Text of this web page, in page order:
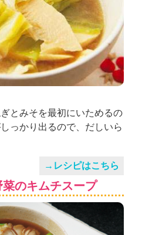
とみそを最初にいためるの
っかり出るので、だしいら
→レシピはこちら
のキムチスープ